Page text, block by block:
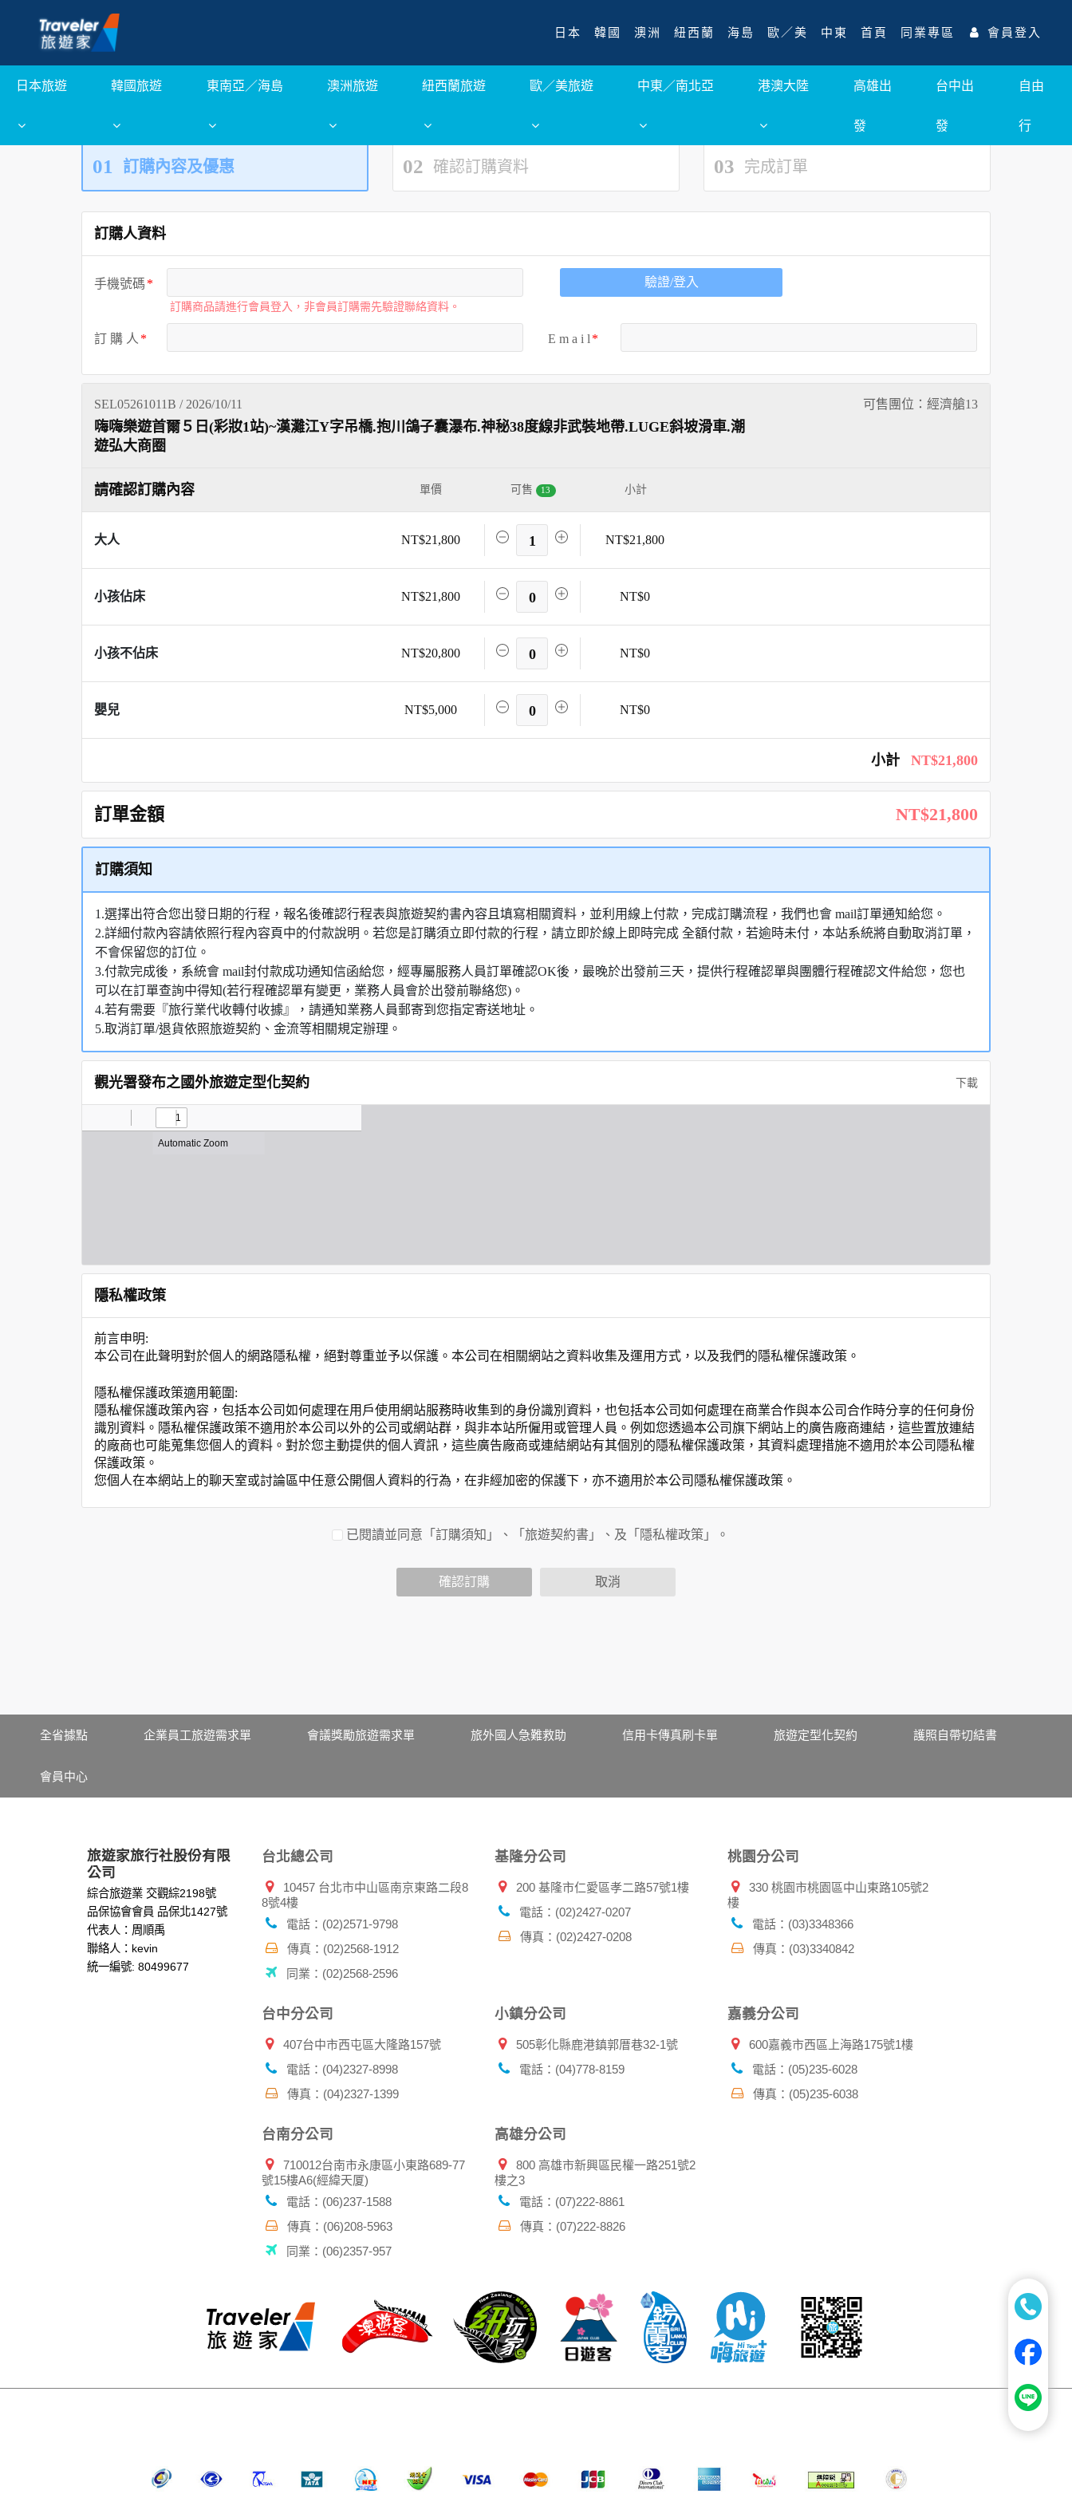
日本 韓國 澳洲 紐西蘭 海島 歐／美 中東 首頁 同業專區 會員登入
日本旅遊 韓國旅遊 東南亞／海島 澳洲旅遊 紐西蘭旅遊 歐／美旅遊 中東／南北亞 港澳大陸 高雄出
發
台中出
發
自由
行
01 訂購內容及優惠 02 確認訂購資料 03 完成訂單
訂購人資料
手機號碼
訂購商品請進行會員登入，非會員訂購需先驗證聯絡資料。
驗證/登入
訂 購 人 E m a i l
SEL05261011B / 2026/10/11 可售團位：經濟艙13
嗨嗨樂遊首爾５日(彩妝1站)~漢灘江Y字吊橋.抱川鴿子囊瀑布.神秘38度線非武裝地帶.LUGE斜坡滑車.潮
遊弘大商圈
請確認訂購內容 單價 可售 13 小計
大人 NT$21,800 1 NT$21,800
小孩佔床 NT$21,800 0 NT$0
小孩不佔床 NT$20,800 0 NT$0
嬰兒 NT$5,000 0 NT$0
小計 NT$21,800
訂單金額 NT$21,800
訂購須知
1.選擇出符合您出發日期的行程，報名後確認行程表與旅遊契約書內容且填寫相關資料，並利用線上付款，完成訂購流程，我們也會 mail訂單通知給您。
2.詳細付款內容請依照行程內容頁中的付款說明。若您是訂購須立即付款的行程，請立即於線上即時完成 全額付款，若逾時未付，本站系統將自動取消訂單，
不會保留您的訂位。
3.付款完成後，系統會 mail封付款成功通知信函給您，經專屬服務人員訂單確認OK後，最晚於出發前三天，提供行程確認單與團體行程確認文件給您，您也
可以在訂單查詢中得知(若行程確認單有變更，業務人員會於出發前聯絡您)。
4.若有需要『旅行業代收轉付收據』，請通知業務人員郵寄到您指定寄送地址。
5.取消訂單/退貨依照旅遊契約、金流等相關規定辦理。
觀光署發布之國外旅遊定型化契約 下載
隱私權政策
前言申明:
本公司在此聲明對於個人的網路隱私權，絕對尊重並予以保護。本公司在相關網站之資料收集及運用方式，以及我們的隱私權保護政策。
隱私權保護政策適用範圍:
隱私權保護政策內容，包括本公司如何處理在用戶使用網站服務時收集到的身份識別資料，也包括本公司如何處理在商業合作與本公司合作時分享的任何身份
識別資料。隱私權保護政策不適用於本公司以外的公司或網站群，與非本站所僱用或管理人員。例如您透過本公司旗下網站上的廣告廠商連結，這些置放連結
的廠商也可能蒐集您個人的資料。對於您主動提供的個人資訊，這些廣告廠商或連結網站有其個別的隱私權保護政策，其資料處理措施不適用於本公司隱私權
保護政策。
您個人在本網站上的聊天室或討論區中任意公開個人資料的行為，在非經加密的保護下，亦不適用於本公司隱私權保護政策。
為了在本網站提供您最佳的互動性服務，可能會請您提供相關個人的資料，其範圍如下：
於一般瀏覽時，伺服器會自行記錄相關行徑，包括您使用連線設備的 IP 位址、使用時間、使用的瀏覽器、瀏覽及點選資料記錄等，做為我們增進網站服務的
其他除了上述，會保留您在上網瀏覽或查詢時，伺服器自行產生的相關記錄，包括您使用連線設備的 IP 位址、使用時間、使用的瀏覽器、瀏覽及點選資料紀
錄等。本網站會對個別連線者的瀏覽器予以標示，歸納使用者瀏覽器在本網站內部所瀏覽的網頁，除非您願意告知您的個人資料，否則本網站不會也無法將此
本網站將在事前或註冊登錄取得您的同意後，傳送商業性資料或電子郵件給您。本公司除了在該資料或電子郵件上註明是由本公司發送，也會在該資料或電子
資料使用:
本公司不會向任何人出售或出借您的個人識別資料。
在以下情況下， 本公司會向其他人士或公司提供您的個人識別資料：
1.遵守法令或政府機關的要求；或我們發覺您在網站上的行為違反本公司旗下網站的會員條款或產品、服務的特定使用指南。
2.為了保護使用者個人隱私，我們無法為您查詢其他使用者的帳號資料。若您有相關法律上問題需查閱他人資料時，請務必向警政單位提出告訴，我們將全力
配合警政單位調查並提供所有相關資料，以協助調查及破案！
自我保護措施:
服務後，務必記得登出帳戶或關閉網頁瀏覽器，以防止他人讀取您的個人資料。
已閱讀並同意「訂購須知」、「旅遊契約書」、及「隱私權政策」。
確認訂購 取消
全省據點 企業員工旅遊需求單 會議獎勵旅遊需求單 旅外國人急難救助 信用卡傳真刷卡單 旅遊定型化契約 護照自帶切結書
會員中心
旅遊家旅行社股份有限
公司
綜合旅遊業 交觀綜2198號
品保協會會員 品保北1427號
代表人：周順禹
聯絡人：kevin
統一編號: 80499677
台北總公司
10457 台北市中山區南京東路二段8
8號4樓
電話：(02)2571-9798
傳真：(02)2568-1912
同業：(02)2568-2596
基隆分公司
200 基隆市仁愛區孝二路57號1樓
電話：(02)2427-0207
傳真：(02)2427-0208
桃園分公司
330 桃園市桃園區中山東路105號2
樓
電話：(03)3348366
傳真：(03)3340842
台中分公司
407台中市西屯區大隆路157號
電話：(04)2327-8998
傳真：(04)2327-1399
小鎮分公司
505彰化縣鹿港鎮郭厝巷32-1號
電話：(04)778-8159
嘉義分公司
600嘉義市西區上海路175號1樓
電話：(05)235-6028
傳真：(05)235-6038
台南分公司
710012台南市永康區小東路689-77
號15樓A6(經緯天厦)
電話：(06)237-1588
傳真：(06)208-5963
同業：(06)2357-957
高雄分公司
800 高雄市新興區民權一路251號2
樓之3
電話：(07)222-8861
傳真：(07)222-8826